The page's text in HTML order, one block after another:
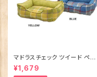
マドラスチェック ツイード ペット
ベッド（犬猫用）M
¥1,679